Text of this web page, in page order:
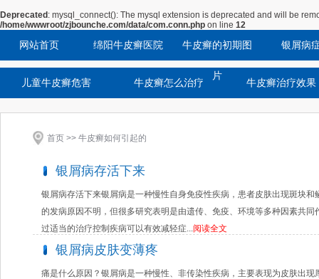
Deprecated : mysql_connect(): The mysql extension is deprecated and will be
/home/wwwroot/zjbounche.com/data/com.conn.php on line 12
网站首页 绵阳牛皮癣医院 牛皮癣的初期图
片
银屑病
儿童牛皮癣危害 牛皮癣怎么治疗 牛皮癣治疗效果
首页 >> 牛皮癣如何引起的
银屑病存活下来
银屑病存活下来银屑病是一种慢性自身免疫性疾病，患者皮肤出现斑块
的发病原因不明，但很多研究表明是由遗传、免疫、环境等多种因素共
过适当的治疗控制疾病可以有效减轻症...阅读全文
银屑病皮肤变薄疼
痛是什么原因？银屑病是一种慢性、非传染性疾病，主要表现为皮肤出